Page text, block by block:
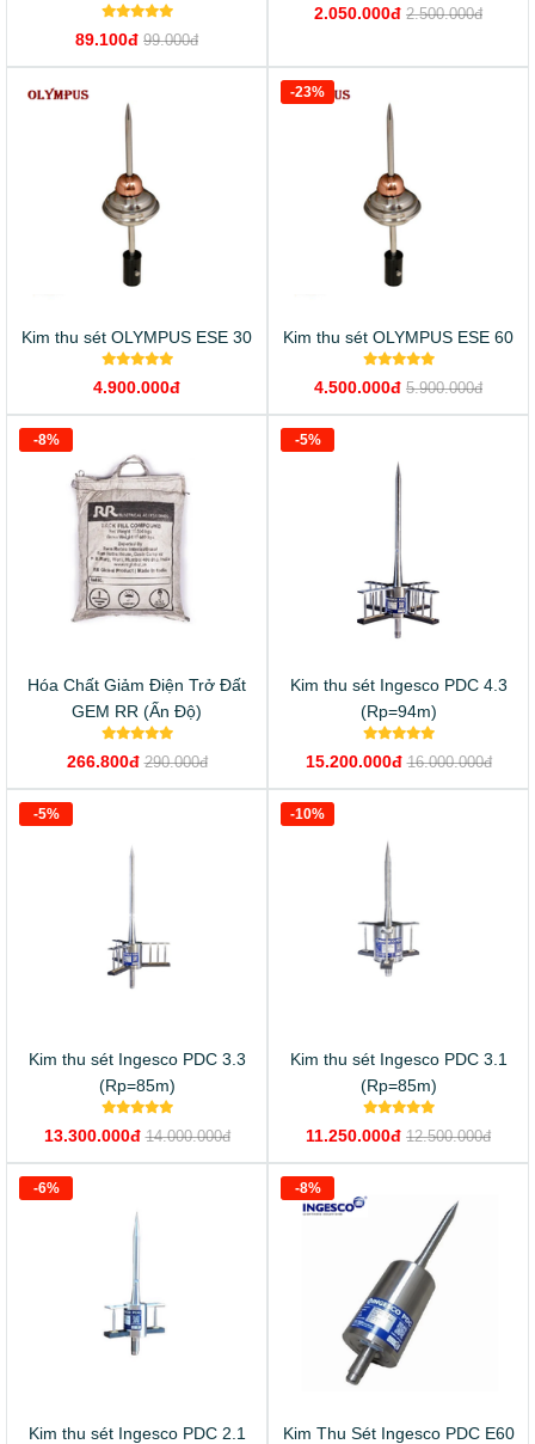
89.100đ 99.000đ
2.050.000đ 2.500.000đ
Kim thu sét OLYMPUS ESE 30
4.900.000đ
Kim thu sét OLYMPUS ESE 60
4.500.000đ 5.900.000đ
-23%
Hóa Chất Giảm Điện Trở Đất
GEM RR (Ấn Độ)
266.800đ 290.000đ
-8%
Kim thu sét Ingesco PDC 4.3
(Rp=94m)
15.200.000đ 16.000.000đ
-5%
Kim thu sét Ingesco PDC 3.3
(Rp=85m)
13.300.000đ 14.000.000đ
-5%
Kim thu sét Ingesco PDC 3.1
(Rp=85m)
11.250.000đ 12.500.000đ
-10%
Kim thu sét Ingesco PDC 2.1
-6%
Kim Thu Sét Ingesco PDC E60
-8%